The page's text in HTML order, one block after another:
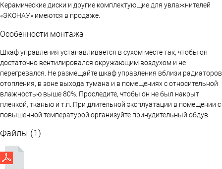
Керамические диски и другие комплектующие для увлажнителей
«ЭКОНАУ» имеются в продаже.
Особенности монтажа
Шкаф управления устанавливается в сухом месте так, чтобы он
достаточно вентилировался окружающим воздухом и не
перегревался. Не размещайте шкаф управления вблизи радиаторов
отопления, в зоне выхода тумана и в помещениях с относительной
влажностью выше 80%. Проследите, чтобы он не был накрыт
пленкой, тканью и т.п. При длительной эксплуатации в помещении с
повышенной температурой организуйте принудительный обдув.
Файлы (1)